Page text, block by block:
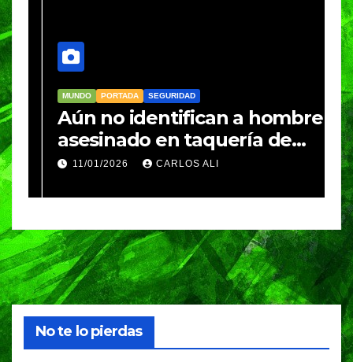
MUNDO PORTADA SEGURIDAD
Aún no identifican a hombre
asesinado en taquería de
Amozoc
11/01/2026 CARLOS ALI
No te lo pierdas